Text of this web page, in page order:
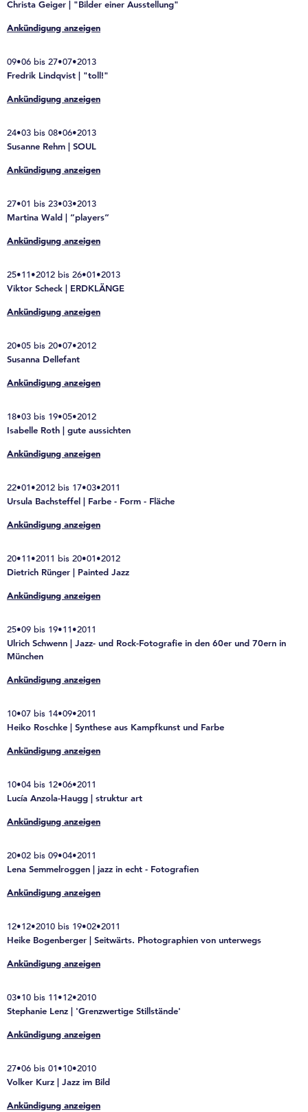
Christa Geiger | "Bilder einer Ausstellung"
Ankündigung anzeigen
09•06 bis 27•07•2013
Fredrik Lindqvist | "toll!"
Ankündigung anzeigen
24•03 bis 08•06•2013
Susanne Rehm | SOUL
Ankündigung anzeigen
27•01 bis 23•03•2013
Martina Wald | “players“
Ankündigung anzeigen
25•11•2012 bis 26•01•2013
Viktor Scheck | ERDKLÄNGE
Ankündigung anzeigen
20•05 bis 20•07•2012
Susanna Dellefant
Ankündigung anzeigen
18•03 bis 19•05•2012
Isabelle Roth | gute aussichten
Ankündigung anzeigen
22•01•2012 bis 17•03•2011
Ursula Bachsteffel | Farbe - Form - Fläche
Ankündigung anzeigen
20•11•2011 bis 20•01•2012
Dietrich Rünger | Painted Jazz
Ankündigung anzeigen
25•09 bis 19•11•2011
Ulrich Schwenn | Jazz- und Rock-Fotografie in den 60er und 70ern in
München
Ankündigung anzeigen
10•07 bis 14•09•2011
Heiko Roschke | Synthese aus Kampfkunst und Farbe
Ankündigung anzeigen
10•04 bis 12•06•2011
Lucía Anzola-Haugg | struktur art
Ankündigung anzeigen
20•02 bis 09•04•2011
Lena Semmelroggen | jazz in echt - Fotografien
Ankündigung anzeigen
12•12•2010 bis 19•02•2011
Heike Bogenberger | Seitwärts. Photographien von unterwegs
Ankündigung anzeigen
03•10 bis 11•12•2010
Stephanie Lenz | 'Grenzwertige Stillstände'
Ankündigung anzeigen
27•06 bis 01•10•2010
Volker Kurz | Jazz im Bild
Ankündigung anzeigen